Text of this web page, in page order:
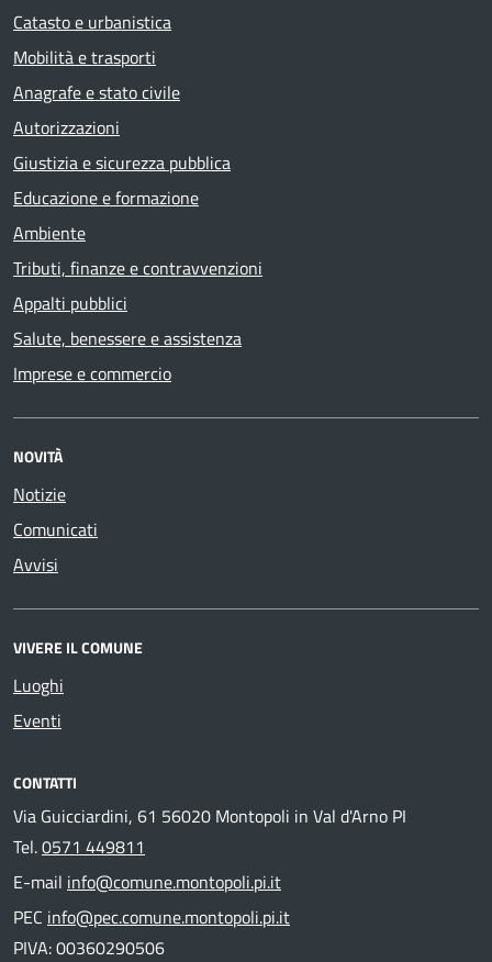
Catasto e urbanistica
Mobilità e trasporti
Anagrafe e stato civile
Autorizzazioni
Giustizia e sicurezza pubblica
Educazione e formazione
Ambiente
Tributi, finanze e contravvenzioni
Appalti pubblici
Salute, benessere e assistenza
Imprese e commercio
NOVITÀ
Notizie
Comunicati
Avvisi
VIVERE IL COMUNE
Luoghi
Eventi
CONTATTI
Via Guicciardini, 61 56020 Montopoli in Val d'Arno PI
Tel.0571 449811
E-mail info@comune.montopoli.pi.it
PEC info@pec.comune.montopoli.pi.it
PIVA: 00360290506